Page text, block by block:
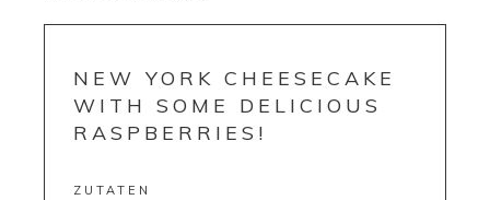
NEW YORK CHEESECAKE
WITH SOME DELICIOUS
RASPBERRIES!
ZUTATEN